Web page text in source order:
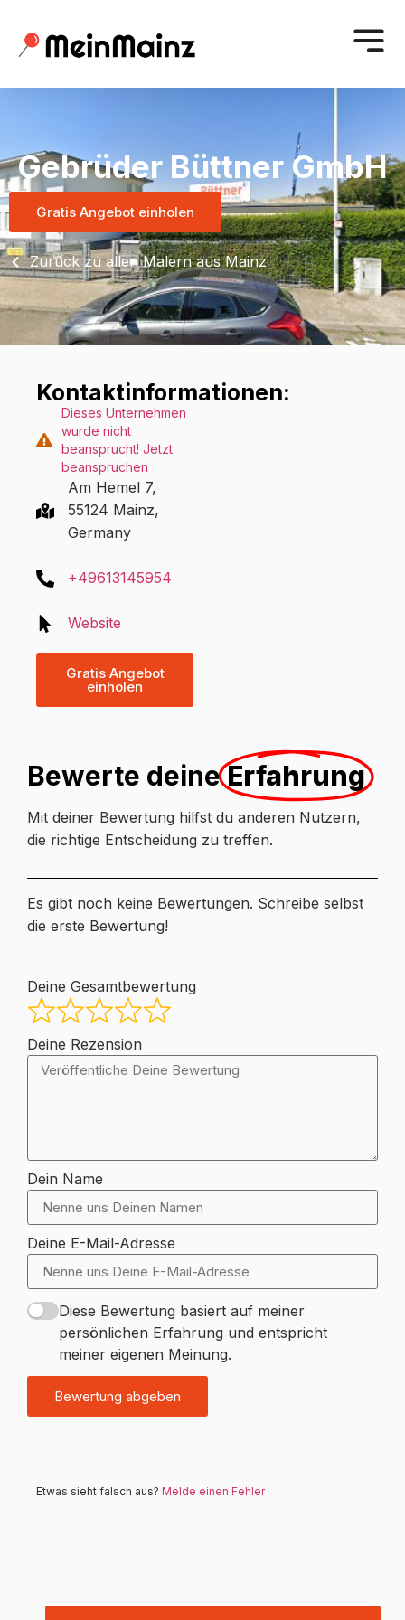
Gebrüder Büttner GmbH
Gratis Angebot einholen
Zurück zu allen Malern aus Mainz
Kontaktinformationen:
Dieses Unternehmen
wurde nicht
beansprucht! Jetzt
beanspruchen
Am Hemel 7,
55124 Mainz,
Germany
+49613145954
Website
Gratis Angebot
einholen
Bewerte deineErfahrung
Mit deiner Bewertung hilfst du anderen Nutzern,
die richtige Entscheidung zu treffen.
Es gibt noch keine Bewertungen. Schreibe selbst
die erste Bewertung!
Deine Gesamtbewertung
Deine Rezension
Dein Name
Deine E-Mail-Adresse
Diese Bewertung basiert auf meiner
persönlichen Erfahrung und entspricht
meiner eigenen Meinung.
Bewertung abgeben
Etwas sieht falsch aus? Melde einen Fehler